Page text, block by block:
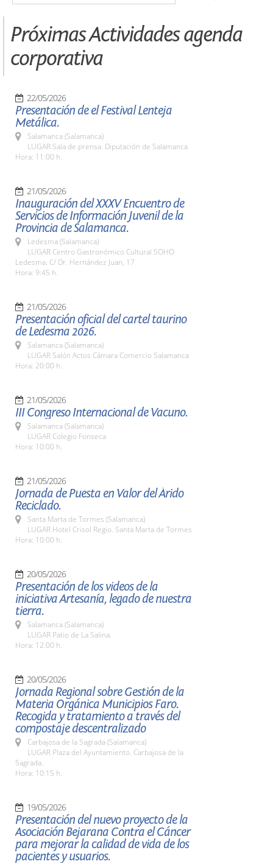
Próximas Actividades agenda
corporativa
22/05/2026
Presentación de el Festival Lenteja
Metálica.
Salamanca (Salamanca)
LUGAR Sala de prensa. Diputación de Salamanca
Hora: 11:00 h.
21/05/2026
Inauguración del XXXV Encuentro de
Servicios de Información Juvenil de la
Provincia de Salamanca.
Ledesma (Salamanca)
LUGAR Centro Gastronómico Cultural SOHO
Ledesma. C/ Dr. Hernández Juan, 17
Hora: 9:45 h.
21/05/2026
Presentación oficial del cartel taurino
de Ledesma 2026.
Salamanca (Salamanca)
LUGAR Salón Actos Cámara Comercio Salamanca
Hora: 20:00 h.
21/05/2026
III Congreso Internacional de Vacuno.
Salamanca (Salamanca)
LUGAR Colegio Fonseca
Hora: 10:00 h.
21/05/2026
Jornada de Puesta en Valor del Árido
Reciclado.
Santa Marta de Tormes (Salamanca)
LUGAR Hotel Crisol Regio. Santa Marta de Tormes
Hora: 10:00 h.
20/05/2026
Presentación de los videos de la
iniciativa Artesanía, legado de nuestra
tierra.
Salamanca (Salamanca)
LUGAR Patio de La Salina.
Hora: 12:00 h.
20/05/2026
Jornada Regional sobre Gestión de la
Materia Orgánica Municipios Faro.
Recogida y tratamiento a través del
compostaje descentralizado
Carbajosa de la Sagrada (Salamanca)
LUGAR Plaza del Ayuntamiento. Carbajosa de la
Sagrada.
Hora: 10:15 h.
19/05/2026
Presentación del nuevo proyecto de la
Asociación Bejarana Contra el Cáncer
para mejorar la calidad de vida de los
pacientes y usuarios.